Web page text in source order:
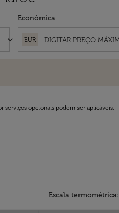
keyboard_arrow_down
Econômica
EUR
serviços opcionais podem ser aplicáveis.
Escala termométrica: